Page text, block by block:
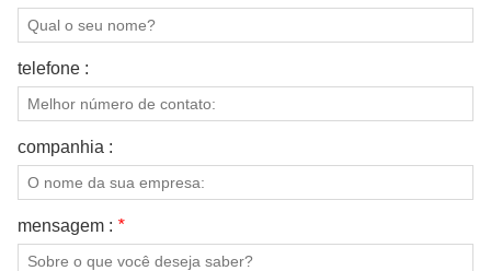
telefone :
companhia :
mensagem : *